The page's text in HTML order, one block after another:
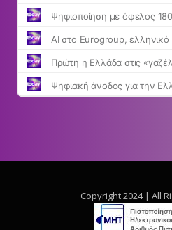
Copyright 2024 | All